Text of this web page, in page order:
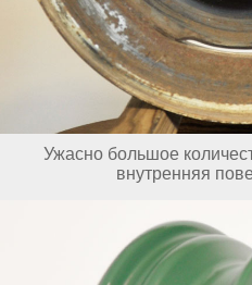
Ужасно большое
внутренняя